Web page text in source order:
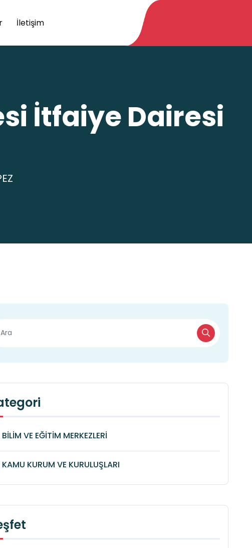
İletişim
İtfaiye Dairesi
BİLİM VE EĞİTİM MERKEZLERİ
KAMU KURUM VE KURULUŞLARI